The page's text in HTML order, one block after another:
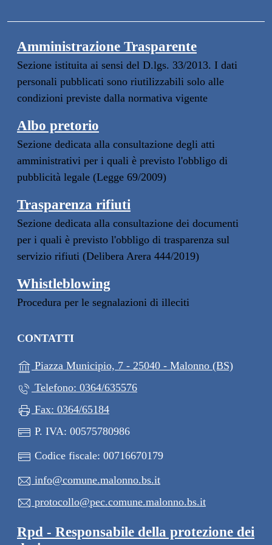
Amministrazione Trasparente
Sezione istituita ai sensi del D.lgs. 33/2013. I dati
personali pubblicati sono riutilizzabili solo alle
condizioni previste dalla normativa vigente
Albo pretorio
Sezione dedicata alla consultazione degli atti
amministrativi per i quali è previsto l'obbligo di
pubblicità legale (Legge 69/2009)
Trasparenza rifiuti
Sezione dedicata alla consultazione dei documenti
per i quali è previsto l'obbligo di trasparenza sul
servizio rifiuti (Delibera Arera 444/2019)
Whistleblowing
Procedura per le segnalazioni di illeciti
CONTATTI
Piazza Municipio, 7 - 25040 - Malonno (BS)
Telefono: 0364/635576
Fax: 0364/65184
P. IVA: 00575780986
Codice fiscale: 00716670179
info@comune.malonno.bs.it
protocollo@pec.comune.malonno.bs.it
Rpd - Responsabile della protezione dei